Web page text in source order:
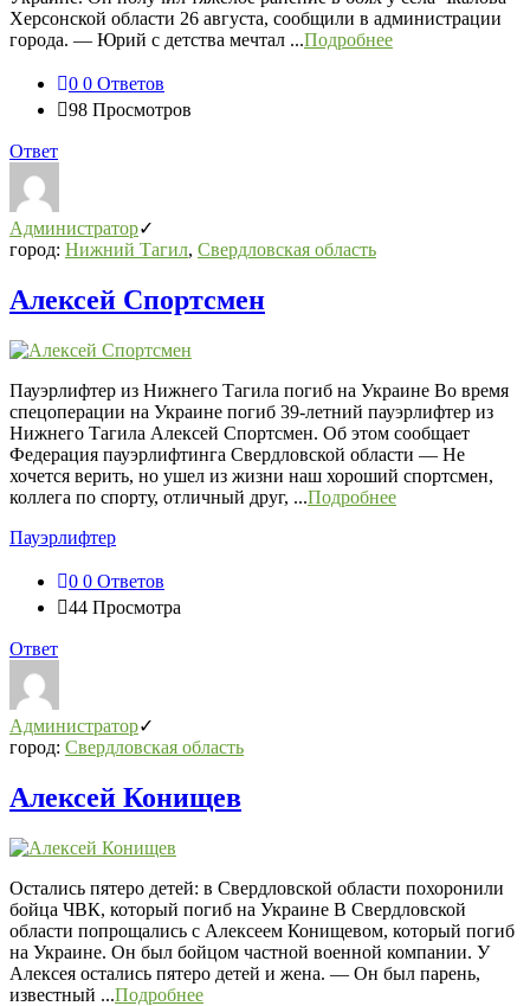
Херсонской области 26 августа, сообщили в администрации
города. — Юрий с детства мечтал ...Подробнее
0 0 Ответов
98 Просмотров
Ответ
Администратор
город: Нижний Тагил, Свердловская область
Алексей Спортсмен
Пауэрлифтер из Нижнего Тагила погиб на Украине Во время
спецоперации на Украине погиб 39-летний пауэрлифтер из
Нижнего Тагила Алексей Спортсмен. Об этом сообщает
Федерация пауэрлифтинга Свердловской области — Не
хочется верить, но ушел из жизни наш хороший спортсмен,
коллега по спорту, отличный друг, ...Подробнее
Пауэрлифтер
0 0 Ответов
44 Просмотра
Ответ
Администратор
город: Свердловская область
Алексей Конищев
Остались пятеро детей: в Свердловской области похоронили
бойца ЧВК, который погиб на Украине В Свердловской
области попрощались с Алексеем Конищевом, который погиб
на Украине. Он был бойцом частной военной компании. У
Алексея остались пятеро детей и жена. — Он был парень,
известный ...Подробнее